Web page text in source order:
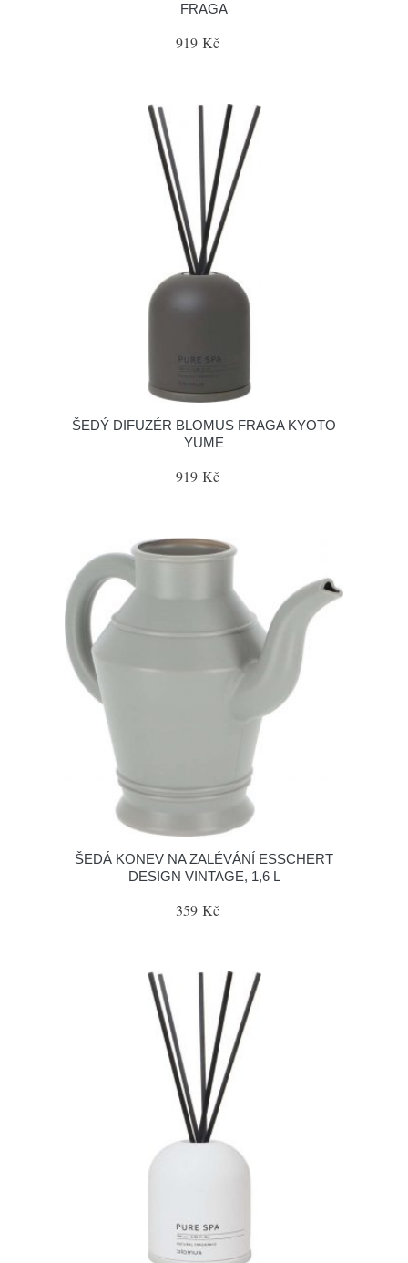
FRAGA
919 Kč
ŠEDÝ DIFUZÉR BLOMUS FRAGA KYOTO
YUME
919 Kč
ŠEDÁ KONEV NA ZALÉVÁNÍ ESSCHERT
DESIGN VINTAGE, 1,6 L
359 Kč